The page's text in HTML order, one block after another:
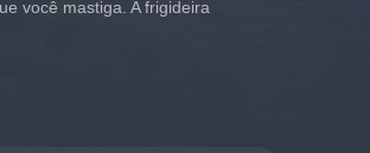
você mastiga. A frigideira